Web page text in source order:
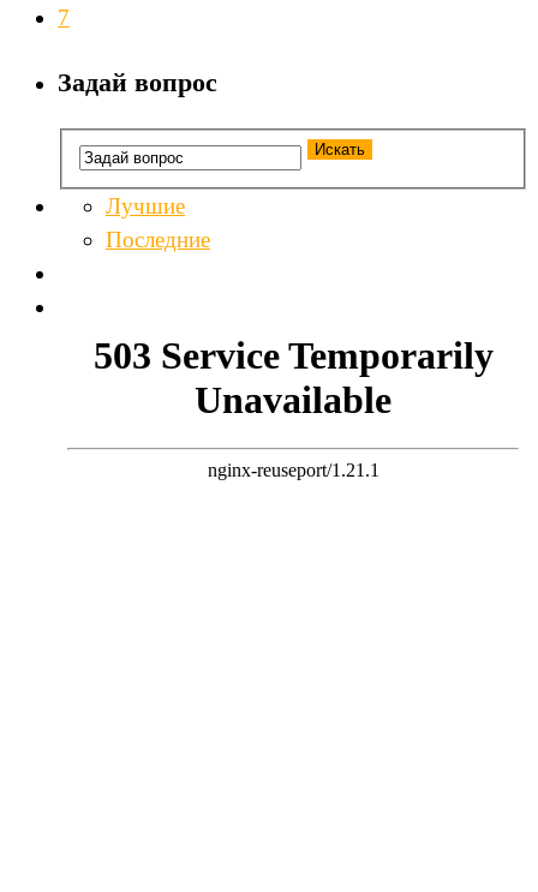
7
Задай вопрос
Лучшие
Последние